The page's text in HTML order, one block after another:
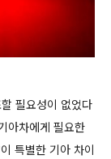
필요성이 없었다
아차에게 필요한
특별한 기아 차이